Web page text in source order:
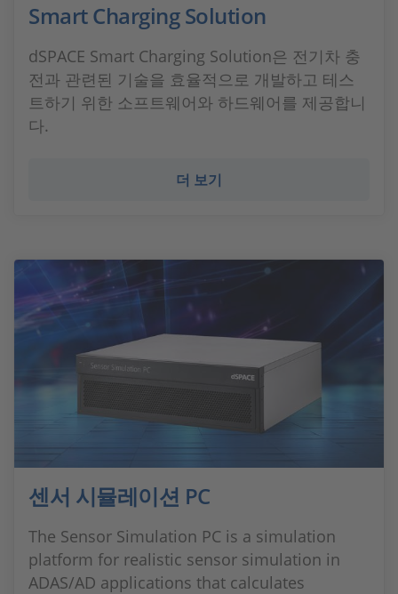
Smart Charging Solution
dSPACE Smart Charging Solution은 전기차 충
전과 관련된 기술을 효율적으로 개발하고 테스
트하기 위한 소프트웨어와 하드웨어를 제공합니
다.
더 보기
센서 시뮬레이션 PC
The Sensor Simulation PC is a simulation
platform for realistic sensor simulation in
ADAS/AD applications that calculates